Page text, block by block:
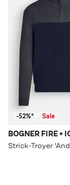
-52%* Sale
BOGNER FIRE +